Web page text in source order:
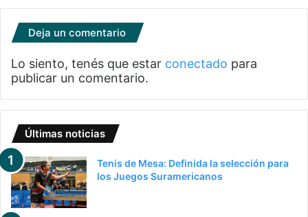
Deja un comentario
Lo siento, tenés que estar conectado para
publicar un comentario.
Últimas noticias
Tenis de Mesa: Definida la selección para
los Juegos Suramericanos